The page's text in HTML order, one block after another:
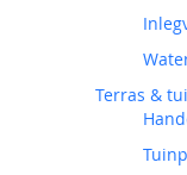
Terras &